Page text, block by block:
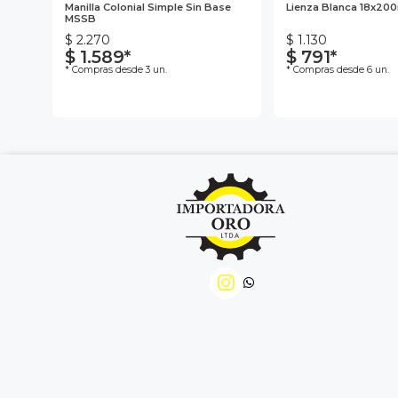
Manilla Colonial Simple Sin Base
MSSB
$ 2.270
$ 1.589*
* Compras desde 3 un.
Lienza Blanca
$ 1.130
$ 791*
* Compras desde 6 un.